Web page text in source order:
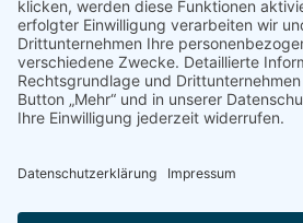
Montag bis Freitag:
08:00 Uhr - 12:00 Uhr
Montag, Dienstag und Donnerstag:
13:00 Uhr - 15:00 Uhr
sowie nach Vereinbarung